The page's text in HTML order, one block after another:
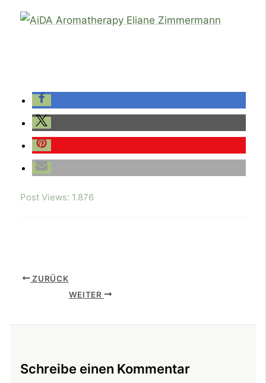
Post Views: 1.876
ZURÜCK
WEITER
Schreibe einen Kommentar